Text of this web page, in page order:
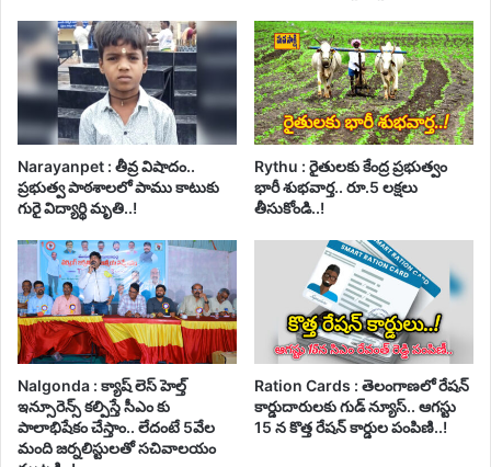
Narayanpet : తీవ్ర విషాదం..
ప్రభుత్వ పాఠశాలలో పాము కాటుకు
గురై విద్యార్థి మృతి..!
Rythu : రైతులకు కేంద్ర ప్రభుత్వం
భారీ శుభవార్త.. రూ.5 లక్షలు
తీసుకోండి..!
Nalgonda : క్యాష్ లెస్ హెల్త్
ఇన్సూరెన్స్ కల్పిస్తే సీఎం కు
పాలాభిషేకం చేస్తాం.. లేదంటే 5వేల
మంది జర్నలిస్టులతో సచివాలయం
Ration Cards : తెలంగాణలో రేషన్
కార్డుదారులకు గుడ్ న్యూస్.. ఆగస్టు
15 న కొత్త రేషన్ కార్డుల పంపిణి..!